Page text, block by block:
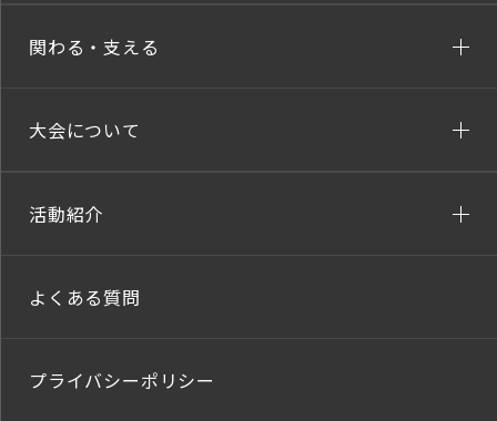
関わる・支える
大会について
活動紹介
よくある質問
プライバシーポリシー